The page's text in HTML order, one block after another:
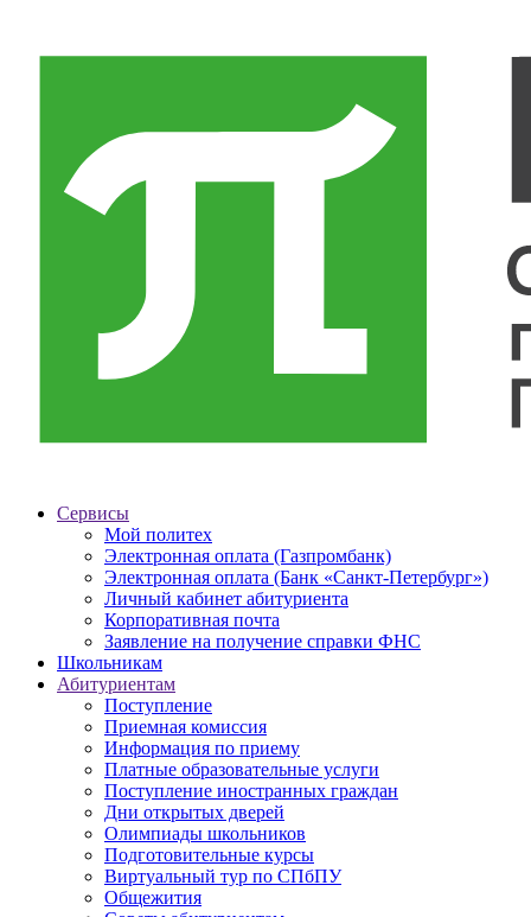
Сервисы
Мой политех
Электронная оплата (Газпромбанк)
Электронная оплата (Банк «Санкт-Петербург»)
Личный кабинет абитуриента
Корпоративная почта
Заявление на получение справки ФНС
Школьникам
Абитуриентам
Поступление
Приемная комиссия
Информация по приему
Платные образовательные услуги
Поступление иностранных граждан
Дни открытых дверей
Олимпиады школьников
Подготовительные курсы
Виртуальный тур по СПбПУ
Общежития